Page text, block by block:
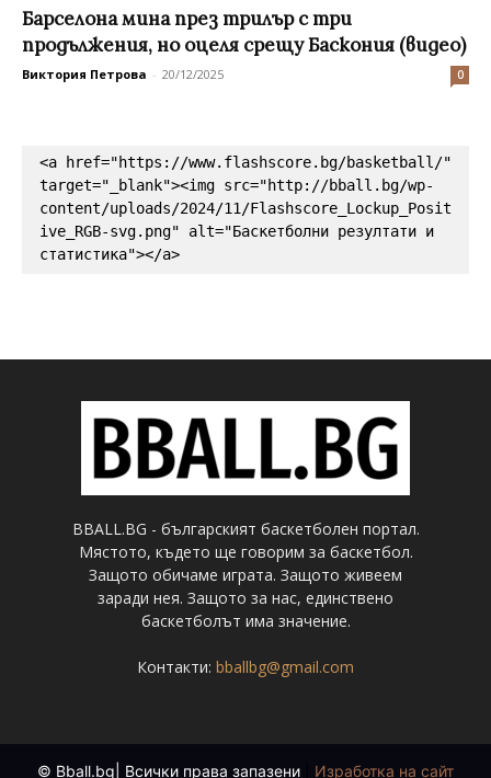
Барселона мина през трилър с три
продължения, но оцеля срещу Баскония (видео)
Виктория Петрова - 20/12/2025 0
<a href="https://www.flashscore.bg/basketball/"
target="_blank"><img src="http://bball.bg/wp-
content/uploads/2024/11/Flashscore_Lockup_Posit
ive_RGB-svg.png" alt="Баскетболни резултати и
статистика"></a>
BBALL.BG - българският баскетболен портал.
Мястото, където ще говорим за баскетбол.
Защото обичаме играта. Защото живеем
заради нея. Защото за нас, единствено
баскетболът има значение.
Контакти: bballbg@gmail.com
© Bball.bg| Всички права запазени Изработка на сайт